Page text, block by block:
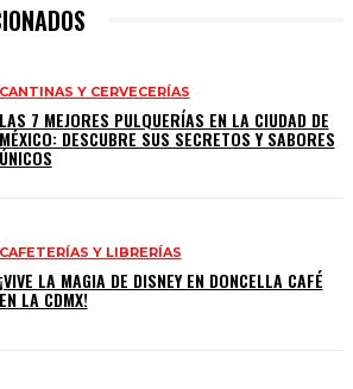
CANTINAS Y CERVECERÍAS
LAS 7 MEJORES PULQUERÍAS EN LA CIUDAD DE
DESCUBRE SUS SECRETOS Y SABORES
CAFETERÍAS Y LIBRERÍAS
¡VIVE LA MAGIA DE DISNEY EN DONCELLA CAFÉ
EN LA CDMX!